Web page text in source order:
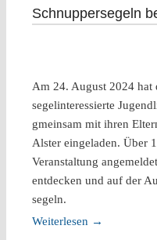
Schnuppersegeln
Am 24. August 2024 hat
segelinteressierte
gmeinsam mit ihren
Alster eingeladen. Über
Veranstaltung
entdecken und auf der
segeln.
Weiterlesen →